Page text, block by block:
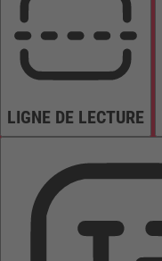
LIGNE DE LECTURE